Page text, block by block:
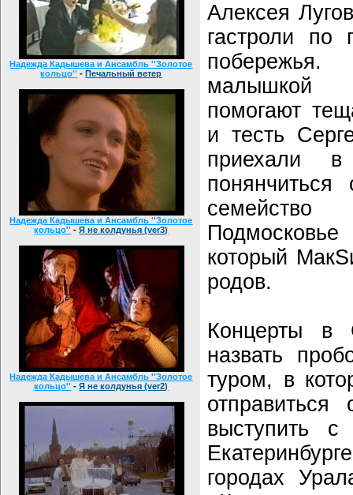
Надежда Кадышева и Ансамбль ''Золотое
кольцо'' -Печальный ветер
Надежда Кадышева и Ансамбль ''Золотое
кольцо'' -Я не колдунья (ver3)
Надежда Кадышева и Ансамбль ''Золотое
кольцо'' -Я не колдунья (ver2)
Алексея
гастроли по
малышкой
помогают
и тесть
приехали
понянчиться
который
родов.
Концерты
назвать
туром, в
выступить
городах